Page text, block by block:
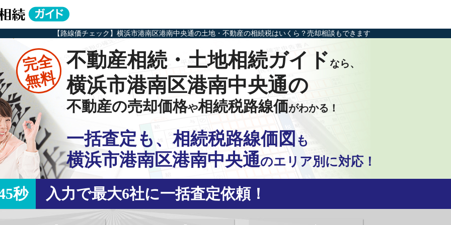
【路線価チェック】横浜市港南区港南中央通の土地・不動産の相続税はいくら？売却相談もできます
完全
無料
不動産相続・土地相続ガイドなら、
横浜市港南区港南中央通の
不動産の売却価格や相続税路線価がわかる！
一括査定も、相続税路線価図 も
横浜市港南区港南中央通のエリア別に対応！
秒 入力で最大6社に一括査定依頼！